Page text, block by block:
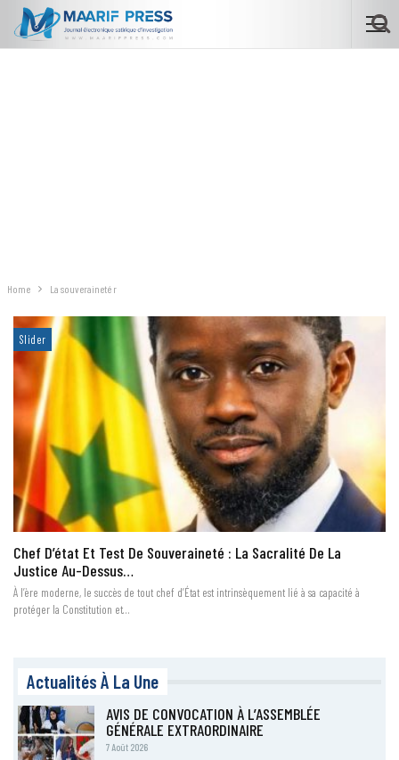
Home La souveraineté r
Slider
Chef D’état Et Test De Souveraineté : La Sacralité De La
Justice Au-Dessus…
À l’ère moderne, le succès de tout chef d’État est intrinsèquement lié à sa capacité à
protéger la Constitution et…
Actualités À La Une
AVIS DE CONVOCATION À L’ASSEMBLÉE
GÉNÉRALE EXTRAORDINAIRE
7 Août 2026